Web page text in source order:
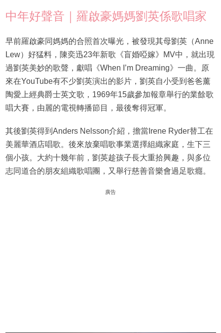
中年好聲音｜羅啟豪媽媽劉英係歌唱家
早前羅啟豪同媽媽的合照首次曝光，被發現其母劉英（Anne
Lew）好猛料，陳奕迅23年新歌《盲婚啞嫁》MV中，就出現
過劉英美妙的歌聲，獻唱《When I’m Dreaming》一曲。原
來在YouTube有不少劉英演出的影片，劉英自小受到爸爸薰
陶愛上經典爵士英文歌，1969年15歲參加報章舉行的業餘歌
唱大賽，由麗的電視轉播節目，最後奪得冠軍。
其後劉英得到Anders Nelsson介紹，擔當Irene Ryder替工在
美麗華酒店唱歌。後來放棄唱歌事業選擇組織家庭，生下三
個小孩。大約十幾年前，劉英趁孩子長大重拾興趣，與多位
志同道合的朋友組織歌唱團，又舉行慈善音樂會過足歌癮。
廣告